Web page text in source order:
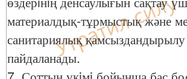
материалдық-тұрмыстық және
санитариялық
пайдаланады.